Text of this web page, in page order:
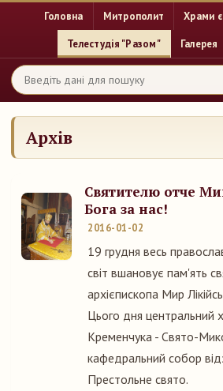
Головна Митрополит Храми
Телестудія "Разом" Галерея
Архів
Святителю отче
Бога за нас!
2016-01-02
19 грудня весь
світ вшановує пам'ять
архієпископа Мир
Цього дня центральний
Кременчука - Свято-
кафедральний собор
Престольне свято.